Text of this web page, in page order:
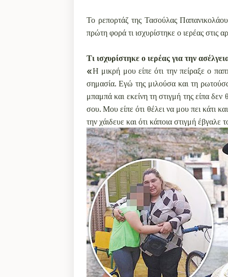
Το ρεπορτάζ της Τασούλας
πρώτη φορά τι ισχυρίστηκε ο ιερέας στις
Τι ισχυρίστηκε ο ιερέας για την
«Η μικρή μου είπε ότι την πείραξε ο
σημασία. Εγώ της μιλούσα και τη
μπαμπά και εκείνη τη στιγμή της είπα
σου. Μου είπε ότι θέλει να μου πει κάτι
την χάιδευε και ότι κάποια στιγμή